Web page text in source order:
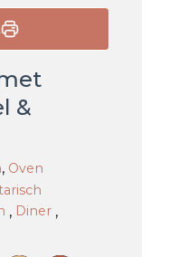
&
, Oven
, Diner ,